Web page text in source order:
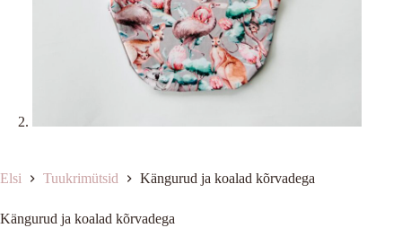
Elsi Tuukrimütsid Kängurud ja koalad kõrvadega
Kängurud ja koalad kõrvadega